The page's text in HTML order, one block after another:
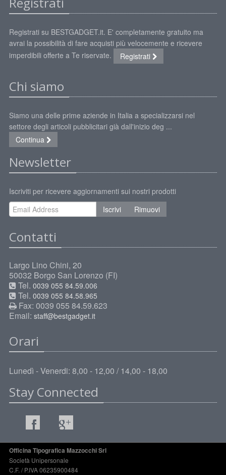
Registrati su BESTGADGET.it. E' completamente gratuito ma
avrai la possibilità di fare acquisti più velocemente e ricevere
imperdibili offerte a Te riservate.
Registrati
Chi siamo
Siamo una delle prime aziende in Italia a specializzarsi nel
settore degli articoli pubblicitari già dall'inizio deg ...
Continua
Newsletter
Iscriviti per ricevere aggiornamenti sui nostri prodotti
Iscrivi
Rimuovi
Contatti
Largo Lino Chini, 20
50032 Borgo San Lorenzo (FI)
Tel. 0039 055 84.59.006
Tel. 0039 055 84.58.965
Fax: 0039 055 84.59.623
Email: staff@bestgadget.it
Orari
Lunedì - Venerdi: 8,00 - 12,00 / 14,00 - 18,00
Stay Connected
Officina Tipografica Mazzocchi Srl
Società Unipersonale
C.F. / P.IVA 06235900484